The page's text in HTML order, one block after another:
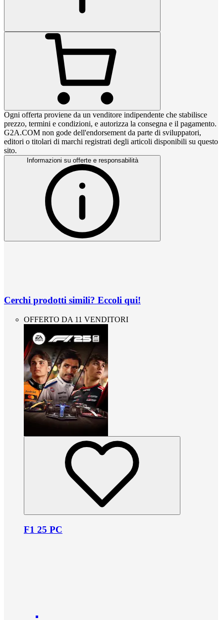
Ogni offerta proviene da un venditore indipendente che stabilisce
prezzo, termini e condizioni, e autorizza la consegna e il pagamento.
G2A.COM non gode dell'endorsement da parte di sviluppatori,
editori o titolari di marchi registrati degli articoli disponibili su questo
sito.
Informazioni su offerte e responsabilità
Cerchi prodotti simili? Eccoli qui!
OFFERTO DA 11 VENDITORI
F1 25 PC